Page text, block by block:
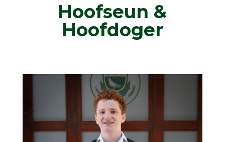
Hoofseun &
Hoofdoger